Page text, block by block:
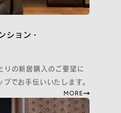
ション・
りの新居購入のご要望に
でお手伝いいたします。
MORE